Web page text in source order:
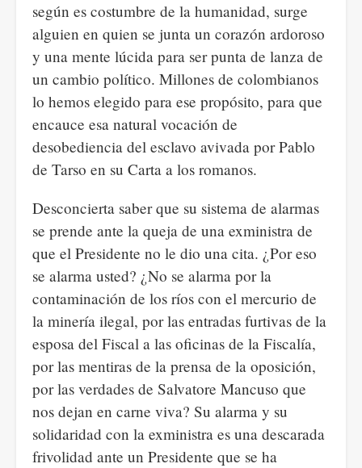
según es costumbre de la humanidad, surge
alguien en quien se junta un corazón ardoroso
y una mente lúcida para ser punta de lanza de
un cambio político. Millones de colombianos
lo hemos elegido para ese propósito, para que
encauce esa natural vocación de
desobediencia del esclavo avivada por Pablo
de Tarso en su Carta a los romanos.
Desconcierta saber que su sistema de alarmas
se prende ante la queja de una exministra de
que el Presidente no le dio una cita. ¿Por eso
se alarma usted? ¿No se alarma por la
contaminación de los ríos con el mercurio de
la minería ilegal, por las entradas furtivas de la
esposa del Fiscal a las oficinas de la Fiscalía,
por las mentiras de la prensa de la oposición,
por las verdades de Salvatore Mancuso que
nos dejan en carne viva? Su alarma y su
solidaridad con la exministra es una descarada
frivolidad ante un Presidente que se ha